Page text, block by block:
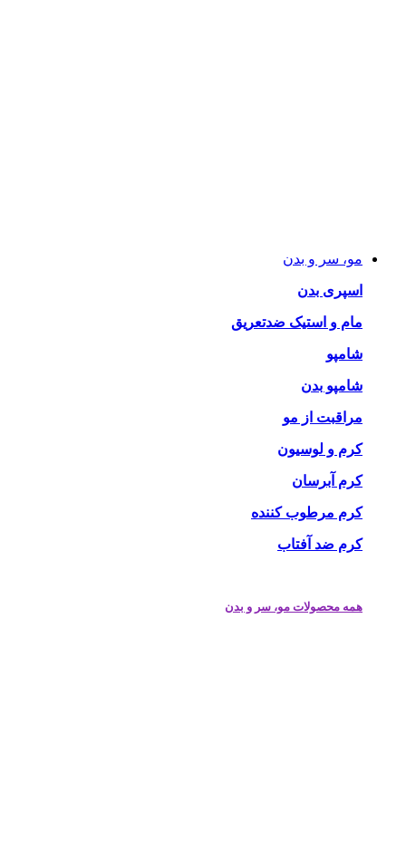
مو، سر و بدن
اسپری بدن
مام و استیک ضدتعریق
شامپو
شامپو بدن
مراقبت از مو
کرم و لوسیون
کرم آبرسان
کرم مرطوب کننده
کرم ضد آفتاب
همه محصولات مو، سر و بدن